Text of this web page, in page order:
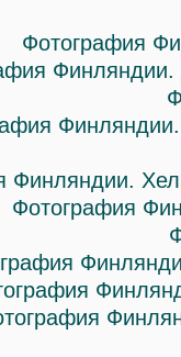
Фотография
Финляндии.
Фотография